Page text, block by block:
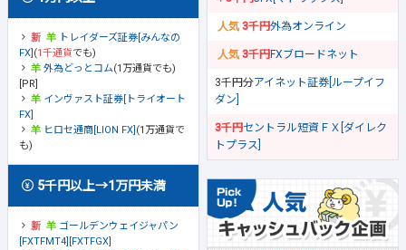
トレイダーズ証券[みんなの
FX] (1千通貨でも)
外為どっとコム(1万通貨でも)
[PR]
インヴァスト証券[トライオート
FX]
ヒロセ通商[LION FX] (1万通貨で
も)
5千円以上→1万円未満
ゴールデンウェイジャパン
[FXTFMT4][FXTFGX]
3千円外為オンライン
3千円FXブロードネット
3千円分アイネット証券[ループイフ
ダン]
3千円セントラル短資ＦＸ[ダイレク
トプラス]